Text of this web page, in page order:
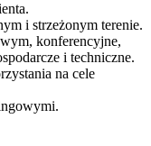
i strzeżonym terenie.
konferencyjne,
i techniczne.
na cele